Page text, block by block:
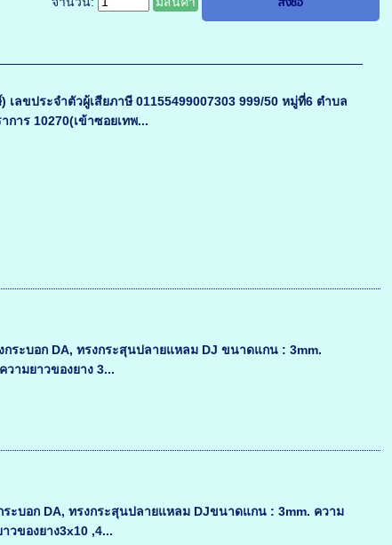
ลขประจำตัวผู้เสียภาษี 01155499007303 999/50 หมู่ที่6 ตำบล
การ 10270(เข้าซอยเทพ...
ระบอก DA, ทรงกระสุนปลายแหลม DJ ขนาดแกน : 3mm.
ามยาวของยาง 3...
ะบอก DA, ทรงกระสุนปลายแหลม DJขนาดแกน : 3mm. ความ
วของยาง3x10 ,4...